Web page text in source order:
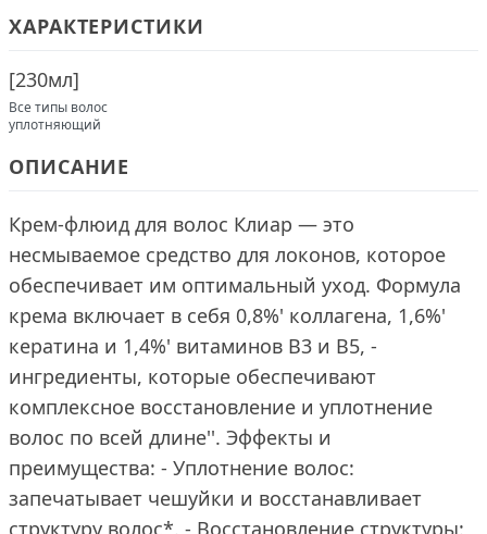
ХАРАКТЕРИСТИКИ
[230мл]
Все типы волос
уплотняющий
ОПИСАНИЕ
Крем-флюид для волос Клиар — это
несмываемое средство для локонов, которое
обеспечивает им оптимальный уход. Формула
крема включает в себя 0,8%' коллагена, 1,6%'
кератина и 1,4%' витаминов В3 и В5, -
ингредиенты, которые обеспечивают
комплексное восстановление и уплотнение
волос по всей длине''. Эффекты и
преимущества: - Уплотнение волос:
запечатывает чешуйки и восстанавливает
структуру волос*. - Восстановление структуры: